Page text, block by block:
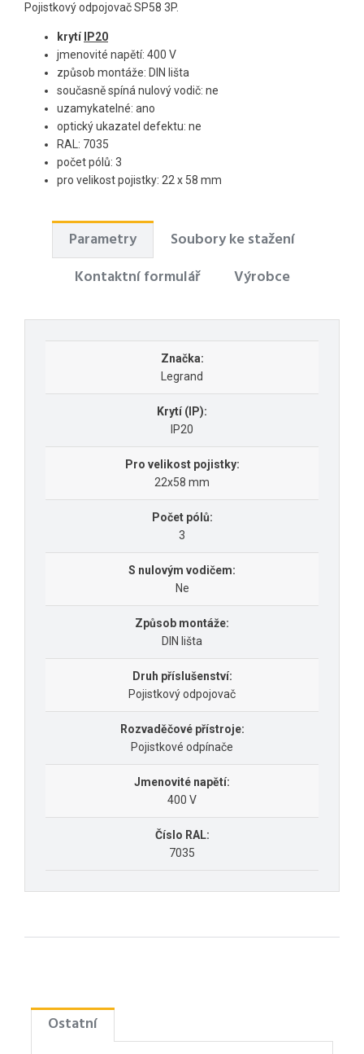
Pojistkový odpojovač SP58 3P.
krytí IP20
jmenovité napětí: 400 V
způsob montáže: DIN lišta
současně spíná nulový vodič: ne
uzamykatelné: ano
optický ukazatel defektu: ne
RAL: 7035
počet pólů: 3
pro velikost pojistky: 22 x 58 mm
Parametry
Soubory ke stažení
Kontaktní formulář
Výrobce
Značka:
Legrand
Krytí (IP):
IP20
Pro velikost pojistky:
22x58 mm
Počet pólů:
3
S nulovým vodičem:
Ne
Způsob montáže:
DIN lišta
Druh příslušenství:
Pojistkový odpojovač
Rozvaděčové přístroje:
Pojistkové odpínače
Jmenovité napětí:
400 V
Číslo RAL:
7035
Ostatní